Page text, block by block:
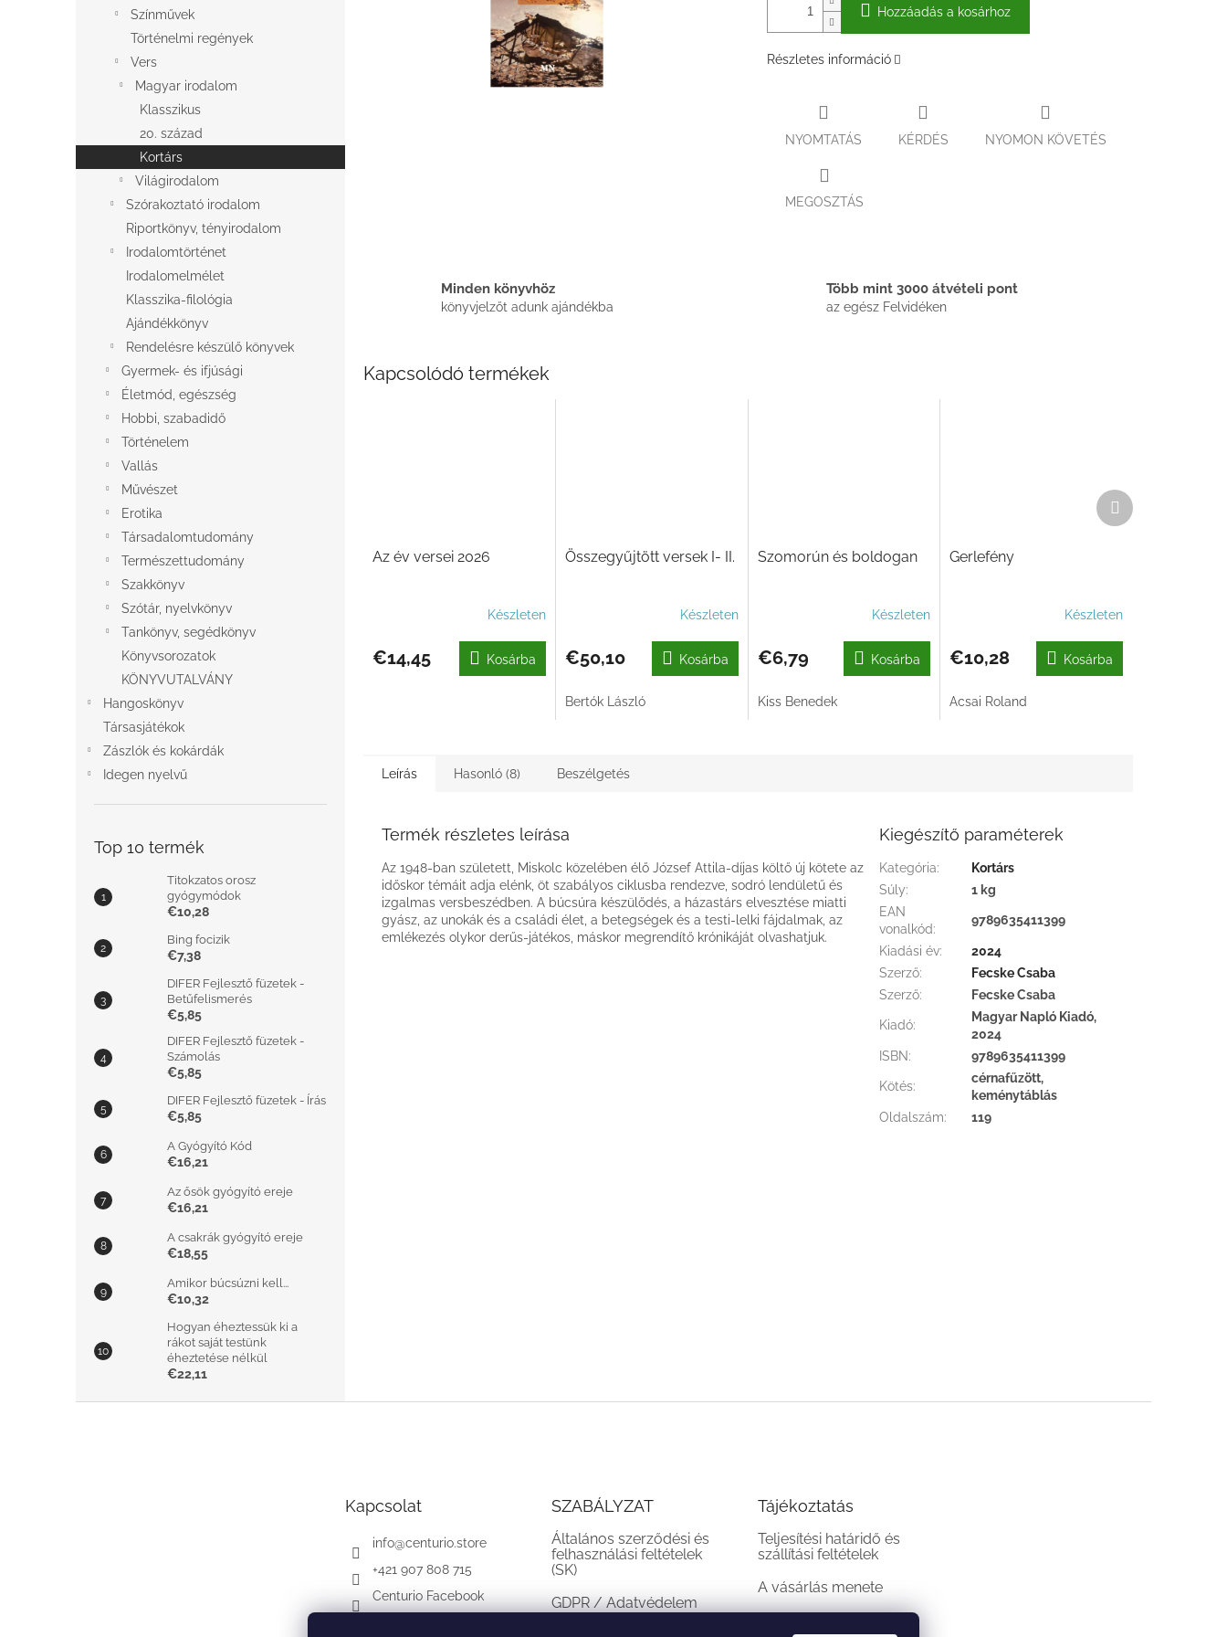
Színművek
Történelmi regények
Vers
Magyar irodalom
Klasszikus
20. század
Kortárs
Világirodalom
Szórakoztató irodalom
Riportkönyv, tényirodalom
Irodalomtörténet
Irodalomelmélet
Klasszika-filológia
Ajándékkönyv
Rendelésre készülő könyvek
Gyermek- és ifjúsági
Életmód, egészség
Hobbi, szabadidő
Történelem
Vallás
Művészet
Erotika
Társadalomtudomány
Természettudomány
Szakkönyv
Szótár, nyelvkönyv
Tankönyv, segédkönyv
Könyvsorozatok
KÖNYVUTALVÁNY
Hangoskönyv
Társasjátékok
Zászlók és kokárdák
Idegen nyelvű
Top 10 termék
Titokzatos orosz
gyógymódok
€10,28
Bing focizik
€7,38
DIFER Fejlesztő füzetek -
Betűfelismerés
€5,85
DIFER Fejlesztő füzetek -
Számolás
€5,85
DIFER Fejlesztő füzetek - Írás
€5,85
A Gyógyító Kód
€16,21
Az ősök gyógyító ereje
€16,21
A csakrák gyógyító ereje
€18,55
Amikor búcsúzni kell...
€10,32
Hogyan éheztessük ki a
rákot saját testünk
éheztetése nélkül
€22,11
Hozzáadás a kosárhoz
Részletes információ
NYOMTATÁS KÉRDÉS NYOMON KÖVETÉS
MEGOSZTÁS
Minden könyvhöz
könyvjelzőt adunk ajándékba
Több mint 3000 átvételi pont
az egész Felvidéken
Kapcsolódó termékek
Az év versei 2026
Készleten
€14,45 Kosárba
Összegyűjtött versek I- II.
Készleten
€50,10 Kosárba
Bertók László
Szomorún és boldogan
Készleten
€6,79 Kosárba
Kiss Benedek
Gerlefény
Készleten
€10,28 Kosárba
Acsai Roland
Következő
termék
Leírás Hasonló (8) Beszélgetés
Termék részletes leírása
Az 1948-ban született, Miskolc közelében élő József Attila-díjas költő új kötete az
időskor témáit adja elénk, öt szabályos ciklusba rendezve, sodró lendületű és
izgalmas versbeszédben. A búcsúra készülődés, a házastárs elvesztése miatti
gyász, az unokák és a családi élet, a betegségek és a testi-lelki fájdalmak, az
emlékezés olykor derűs-játékos, máskor megrendítő krónikáját olvashatjuk.
Kiegészítő paraméterek
Kategória:
Kortárs
Súly:
1 kg
EAN
vonalkód:
9789635411399
Kiadási év:
2024
Szerző:
Fecske Csaba
Szerző: Fecske Csaba
Kiadó:
Magyar Napló Kiadó,
2024
ISBN: 9789635411399
Kötés:
cérnafűzött,
keménytáblás
Oldalszám: 119
Kapcsolat
info@centurio.store
+421 907 808 715
Centurio Facebook
SZABÁLYZAT
Általános szerződési és
felhasználási feltételek
(SK)
GDPR / Adatvédelem
(SK)
Tájékoztatás
Teljesítési határidő és
szállítási feltételek
A vásárlás menete